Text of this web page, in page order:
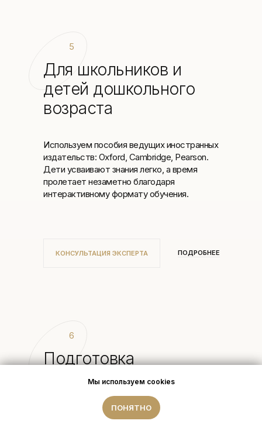
Мы используем файлы cookies.
ОК, ПОНЯТНО
Для школьников и
детей дошкольного
возраста
Английский язык для сдачи международных
КОНСУЛЬТАЦИЯ ЭКСПЕРТА ПОДРОБНЕЕ
5
Подготовка
к экзаменам
Используем пособия ведущих иностранных
издательств: Oxford, Cambridge, Pearson.
Дети усваивают знания легко, а время
пролетает незаметно благодаря
интерактивному формату обучения.
6
Мы используем cookies
ПОНЯТНО